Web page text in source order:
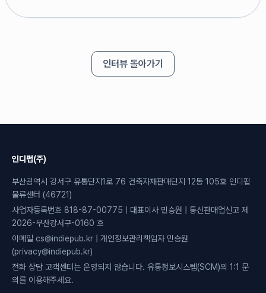
인터뷰 돌아가기
인디펍(주)
부산광역시 강서구 유통단지1로 76 건축자재판매단지 12동 105호 인디펍
물류센터 (46721)
사업자등록번호 818-87-00775 | 대표이사 민승원 | 통신판매업신고 제
2026-부산강서구-0160 호
이메일 cs@indiepub.kr | 개인정보관리책임자 민승원
(privacy@indiepub.kr)
전화 상담 고객센터는 운영되지 않습니다. 유통정보시스템(SCM)의 1:1 문
의를 이용해주세요.